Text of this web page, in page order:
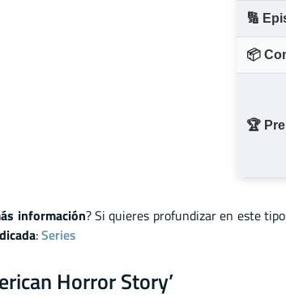
🔢
📦
🏆
información? Si quieres profundizar en este
:Series
Horror Story’